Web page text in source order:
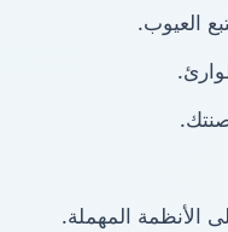
الأنظمة المهملة.